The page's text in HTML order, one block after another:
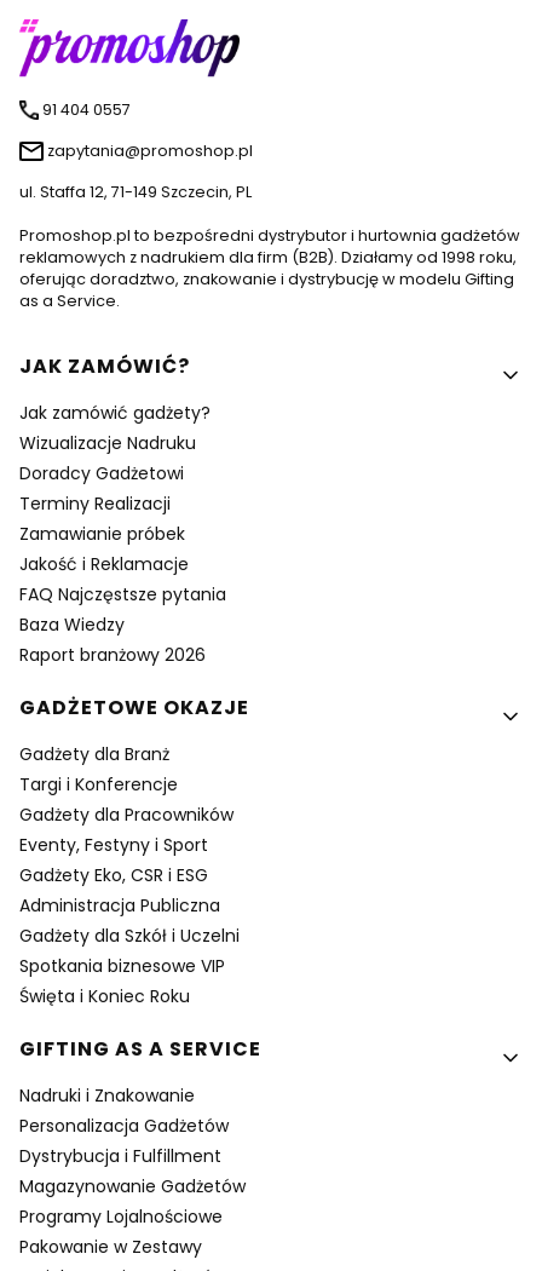
91 404 0557
zapytania@promoshop.pl
ul. Staffa 12, 71-149 Szczecin, PL
Promoshop.pl to bezpośredni dystrybutor i hurtownia gadżetów
reklamowych z nadrukiem dla firm (B2B). Działamy od 1998 roku,
oferując doradztwo, znakowanie i dystrybucję w modelu Gifting
as a Service.
Linki w stopce
JAK ZAMÓWIĆ?
Jak zamówić gadżety?
Wizualizacje Nadruku
Doradcy Gadżetowi
Terminy Realizacji
Zamawianie próbek
Jakość i Reklamacje
FAQ Najczęstsze pytania
Baza Wiedzy
Raport branżowy 2026
GADŻETOWE OKAZJE
Gadżety dla Branż
Targi i Konferencje
Gadżety dla Pracowników
Eventy, Festyny i Sport
Gadżety Eko, CSR i ESG
Administracja Publiczna
Gadżety dla Szkół i Uczelni
Spotkania biznesowe VIP
Święta i Koniec Roku
GIFTING AS A SERVICE
Nadruki i Znakowanie
Personalizacja Gadżetów
Dystrybucja i Fulfillment
Magazynowanie Gadżetów
Programy Lojalnościowe
Pakowanie w Zestawy